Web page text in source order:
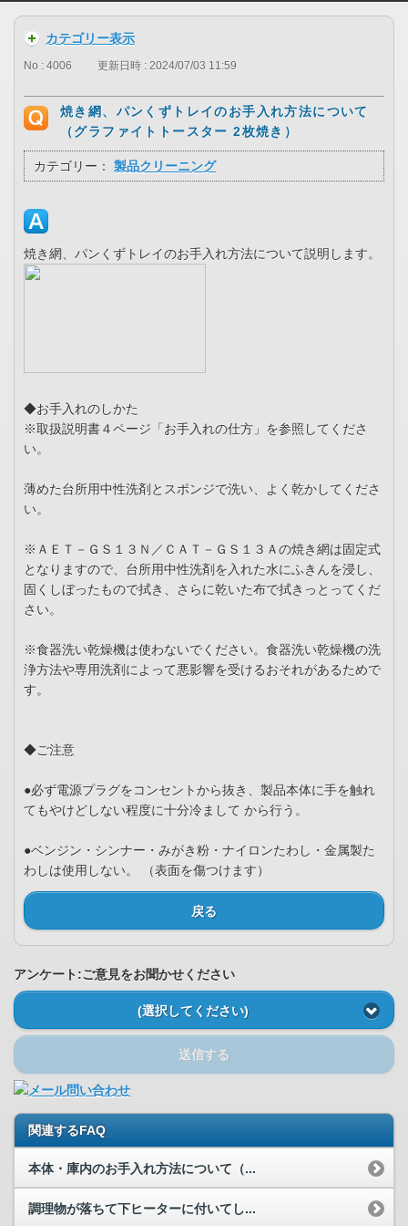
カテゴリー表示
No : 4006 更新日時 : 2024/07/03 11:59
焼き網、パンくずトレイのお手入れ方法について
（グラファイトトースター 2枚焼き）
カテゴリー： 製品クリーニング
焼き網、パンくずトレイのお手入れ方法について説明します。
◆お手入れのしかた
※取扱説明書４ページ「お手入れの仕方」を参照してくださ
い。
薄めた台所用中性洗剤とスポンジで洗い、よく乾かしてくださ
い。
※ＡＥＴ－ＧＳ１３Ｎ／ＣＡＴ－ＧＳ１３Ａの焼き網は固定式
となりますので、台所用中性洗剤を入れた水にふきんを浸し、
固くしぼったもので拭き、さらに乾いた布で拭きっとってくだ
さい。
※食器洗い乾燥機は使わないでください。食器洗い乾燥機の洗
浄方法や専用洗剤によって悪影響を受けるおそれがあるためで
す。
◆ご注意
●必ず電源プラグをコンセントから抜き、製品本体に手を触れ
てもやけどしない程度に十分冷まして から行う。
●ベンジン・シンナー・みがき粉・ナイロンたわし・金属製た
わしは使用しない。 （表面を傷つけます）
戻る
アンケート:ご意見をお聞かせください
(選択してください)
送信する
関連するFAQ
本体・庫内のお手入れ方法について（...
調理物が落ちて下ヒーターに付いてし...